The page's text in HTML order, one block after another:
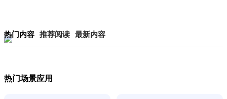
热门内容 推荐阅读 最新内容
热门场景应用